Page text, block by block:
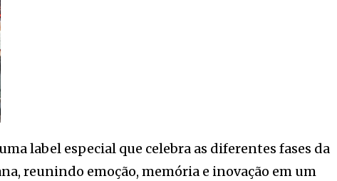
label especial que celebra as diferentes fases da
reunindo emoção, memória e inovação em um